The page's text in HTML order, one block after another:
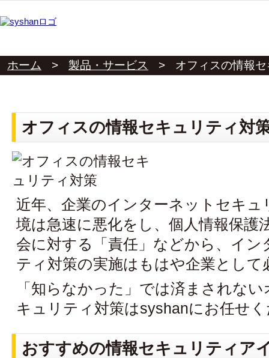
ホーム > 製品・サービス > オフィスの情報
オフィスの情報セキュリティ対
近年、企業のインターネットセキュ
境は急速に悪化をし、個人情報保護
会に対する「責任」などから、イ
ティ対策の実施はもはや企業として
「知らなかった」では済まされな
キュリティ対策はsyshanにお任せ
おすすめの情報セキュリティア